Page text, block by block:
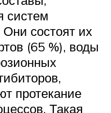
систем
состоят их
(65 %), воды
протекание
Такая